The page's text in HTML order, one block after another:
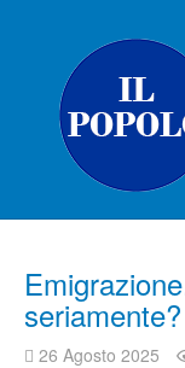
seriamente?
26 Agosto 2025